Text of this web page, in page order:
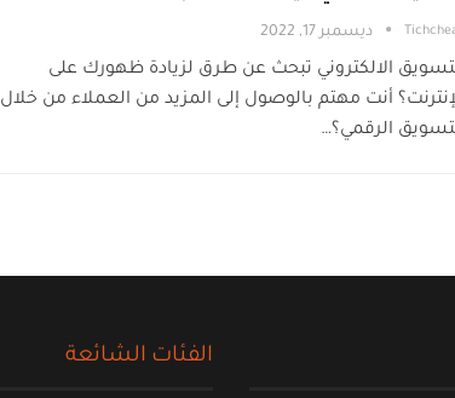
ديسمبر 17, 2022
الالكتروني تبحث عن طرق لزيادة ظهورك على
أنت مهتم بالوصول إلى المزيد من العملاء من خلال
الرقمي؟…
الفئات الشائعة